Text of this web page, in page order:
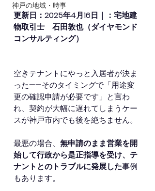
神戸の地域・時事
更新日：2025年4月16日｜：宅地建
物取引士　石田敦也（ダイヤモンド
コンサルティング）
空きテナントにやっと入居者が決ま
った——そのタイミングで「用途変
更の確認申請が必要です」と言わ
れ、契約が大幅に遅れてしまうケー
スが神戸市内でも後を絶ちません。
最悪の場合、 無申請のまま営業を開
始して行政から是正指導を受け、テ
ナントとのトラブルに発展した事例
もあります。